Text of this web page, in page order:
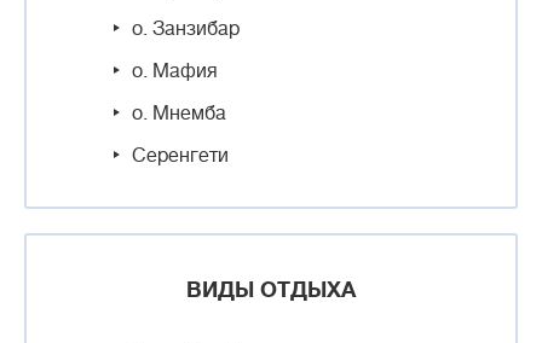
о. Занзибар
о. Мафия
о. Мнемба
Серенгети
ВИДЫ ОТДЫХА